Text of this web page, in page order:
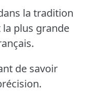
la tradition
plus grande
de savoir